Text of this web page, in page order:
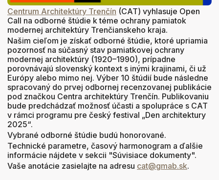
Centrum Architektúry Trenčín (CAT) vyhlasuje Open
Call na odborné štúdie k téme ochrany pamiatok
modernej architektúry Trenčianskeho kraja.
Našim cieľom je získať odborné štúdie, ktoré upriamia
pozornosť na súčasný stav pamiatkovej ochrany
modernej architektúry (1920–1990), prípadne
porovnávajú slovenský kontext s inými krajinami, či už
Európy alebo mimo nej. Výber 10 štúdií bude následne
spracovaný do prvej odbornej recenzovanej publikácie
pod značkou Centra architektúry Trenčín. Publikovaniu
bude predchádzať možnosť účasti a spolupráce s CAT
v rámci programu pre český festival „Den architektury
2025“.
Vybrané odborné štúdie budú honorované.
Technické parametre, časový harmonogram a ďalšie
informácie nájdete v sekcii "Súvisiace dokumenty".
Vaše anotácie zasielajte na adresu cat@gmab.sk.